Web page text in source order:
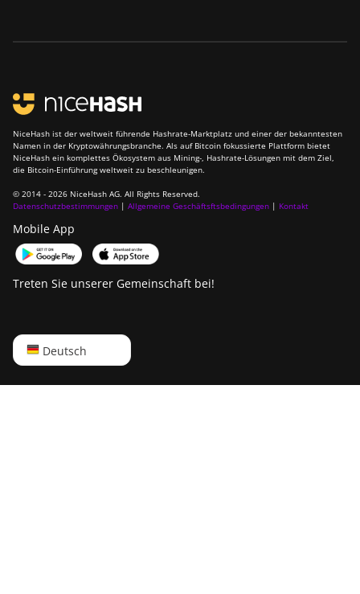
NiceHash ist der weltweit führende Hashrate-Marktplatz und einer der bekanntesten
Namen in der Kryptowährungsbranche. Als auf Bitcoin fokussierte Plattform bietet
NiceHash ein komplettes Ökosystem aus Mining-, Hashrate-Lösungen mit dem Ziel,
die Bitcoin-Einführung weltweit zu beschleunigen.
© 2014 - 2026 NiceHash AG. All Rights Reserved.
Datenschutzbestimmungen | Allgemeine Geschäftsftsbedingungen | Kontakt
Mobile App
Treten Sie unserer Gemeinschaft bei!
Deutsch
English